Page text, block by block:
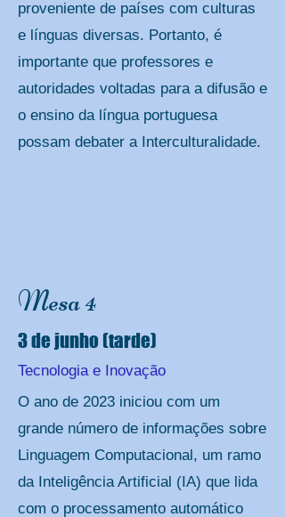
proveniente de países com culturas
e línguas diversas. Portanto, é
importante que professores e
autoridades voltadas para a difusão e
o ensino da língua portuguesa
possam debater a Interculturalidade.
Mesa 4
3 de junho (tarde)
Tecnologia e Inovação
O ano de 2023 iniciou com um
grande número de informações sobre
Linguagem Computacional, um ramo
da Inteligência Artificial (IA) que lida
com o processamento automático